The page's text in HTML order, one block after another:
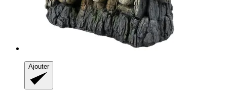
Ajouter